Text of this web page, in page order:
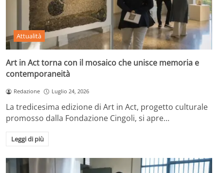
Attualità
Art in Act torna con il mosaico che unisce memoria e
contemporaneità
Redazione Luglio 24, 2026
La tredicesima edizione di Art in Act, progetto culturale
promosso dalla Fondazione Cingoli, si apre…
Leggi di più